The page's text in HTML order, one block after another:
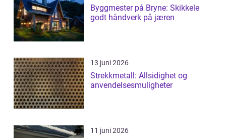
Byggmester på Bryne: Skikkele
godt håndverk på jæren
13 juni 2026
Strekkmetall: Allsidighet og
anvendelsesmuligheter
11 juni 2026